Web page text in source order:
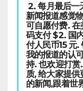
2. 每月最后一
新闻报道感觉
可自愿付费.
码支付 $2. 国
付人民币15 元
我的报道的认
持. 也欢迎打
质, 给大家提
的新闻,跟着世